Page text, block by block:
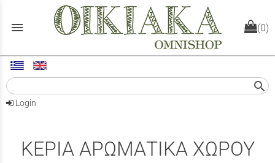
menu (0)
search
Login
ΚΕΡΙΑ ΑΡΩΜΑΤΙΚΑ ΧΩΡΟΥ